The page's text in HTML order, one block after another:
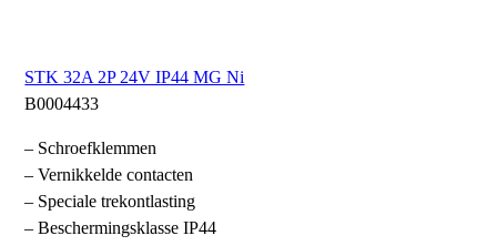
STK 32A 2P 24V IP44 MG Ni
B0004433
– Schroefklemmen
– Vernikkelde contacten
– Speciale trekontlasting
– Beschermingsklasse IP44